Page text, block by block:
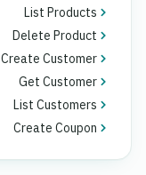
List Products
Delete Product
Create Customer
Get Customer
List Customers
Create Coupon